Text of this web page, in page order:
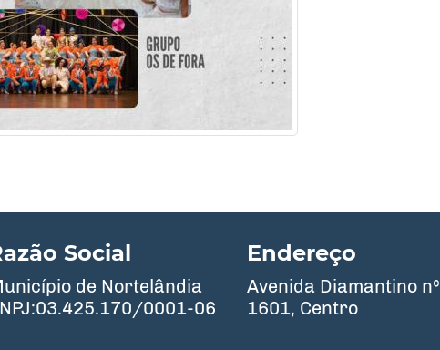
Social
de Nortelândia
0001-06
Endereço
Avenida Diamantino nº
1601, Centro